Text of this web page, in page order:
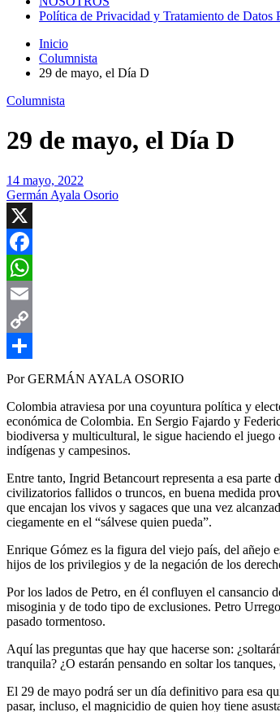
Política de Privacidad y Tratamiento de Datos
Inicio
Columnista
29 de mayo, el Día D
Columnista
29 de mayo, el Día D
14 mayo, 2022
Germán Ayala Osorio
X
Facebook
WhatsApp
Email
Copy
Link
Compartir
Por GERMÁN AYALA OSORIO
Colombia atraviesa por una coyuntura política y
económica de Colombia. En Sergio Fajardo y
biodiversa y multicultural, le sigue haciendo el
indígenas y campesinos.
Entre tanto, Ingrid Betancourt representa a esa
civilizatorios fallidos o truncos, en buena medida
que encajan los vivos y sagaces que una vez
ciegamente en el “sálvese quien pueda”.
Enrique Gómez es la figura del viejo país, del añejo
hijos de los privilegios y de la negación de los
Por los lados de Petro, en él confluyen el cansancio
misoginia y de todo tipo de exclusiones. Petro
pasado tormentoso.
Aquí las preguntas que hay que hacerse son:
tranquila? ¿O estarán pensando en soltar los
El 29 de mayo podrá ser un día definitivo para esa
pasar, incluso, el magnicidio de quien hoy tiene